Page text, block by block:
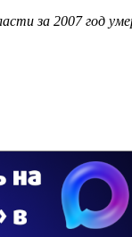
за 2007 год